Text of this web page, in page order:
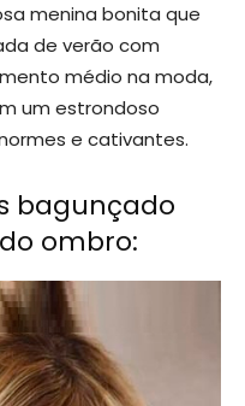
menina bonita que
de verão com
médio na moda,
um estrondoso
e cativantes.
bagunçado
ombro: